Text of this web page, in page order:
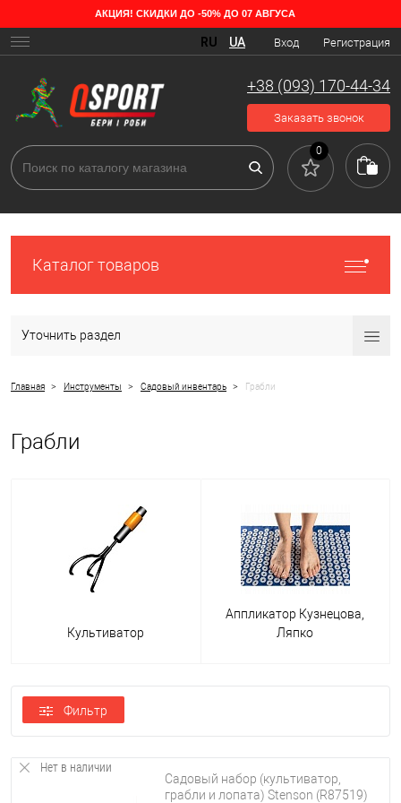
Разновидности садовых грабель
Обычные грабли – простой и известный каждому инструмент. Без
территорией частного дома. Но мало кто знает, что для каждого
вида работ – свой особый вид этого инструмента. Существует
множество видов инвентаря для сада в различных конфигурациях,
они отличаются материалом и ценой. Металлические модели
надежны и прочны, особенно если есть антикоррозийное покрытие,
которое защищает зубья. Пластиковые не боятся перепада
В зависимости от их формы и назначения грабли делятся на:
для газона;
веерные;
АКЦИЯ! СКИДКИ ДО -50% ДО 07 АВГУСА
Вход Регистрация
RU UA
+38 (093) 170-44-34
Заказать звонок
0
Каталог товаров
Уточнить раздел
Главная > Инструменты > Садовый инвентарь > Грабли
Грабли
Культиватор
Аппликатор Кузнецова,
Ляпко
Фильтр
Нет в наличии
Садовый набор (культиватор,
грабли и лопата) Stenson (R87519)